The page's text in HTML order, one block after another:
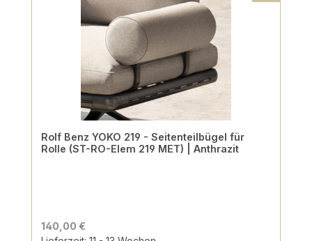
Rolf Benz YOKO 219 - Seitenteilbügel für
Rolle (ST-RO-Elem 219 MET) | Anthrazit
140,00 €